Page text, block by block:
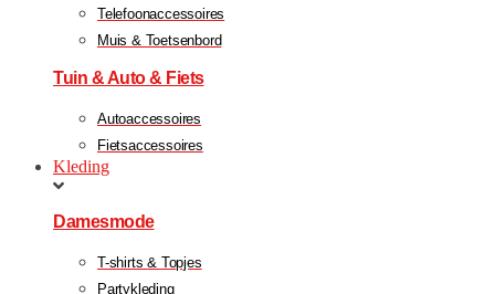
Telefoonaccessoires
Muis & Toetsenbord
Tuin & Auto & Fiets
Autoaccessoires
Fietsaccessoires
Kleding
Damesmode
T-shirts & Topjes
Partykleding